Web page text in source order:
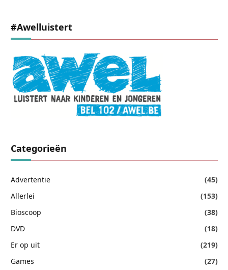
#awelluistert
Categorieën
Advertentie
(45)
Allerlei
(153)
Bioscoop
(38)
DVD
(18)
Er op uit
(219)
Games
(27)